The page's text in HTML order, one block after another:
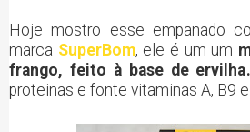
Hoje mostro esse empanado
marca SuperBom, ele é um um
frango, feito à base de ervilha.
proteinas e fonte vitaminas A, B9